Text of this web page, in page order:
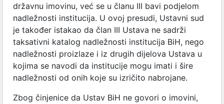
državnu imovinu, već se u članu III bavi podjelom
nadležnosti institucija. U ovoj presudi, Ustavni sud
je također istakao da član III Ustava ne sadrži
taksativni katalog nadležnosti institucija BiH, nego
nadležnosti proizlaze i iz drugih dijelova Ustava u
kojima se navodi da institucije mogu imati i šire
nadležnosti od onih koje su izričito nabrojane.
Zbog činjenice da Ustav BiH ne govori o imovini,